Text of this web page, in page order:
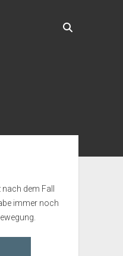
dem Fall
immer noch